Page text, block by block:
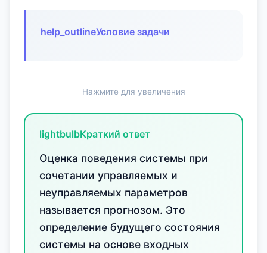
help_outlineУсловие задачи
Нажмите для увеличения
lightbulbКраткий ответ
Оценка поведения системы при
сочетании управляемых и
неуправляемых параметров
называется прогнозом. Это
определение будущего состояния
системы на основе входных